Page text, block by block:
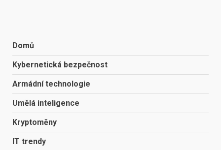
Domů
Kybernetická bezpečnost
Armádní technologie
Umělá inteligence
Kryptoměny
IT trendy